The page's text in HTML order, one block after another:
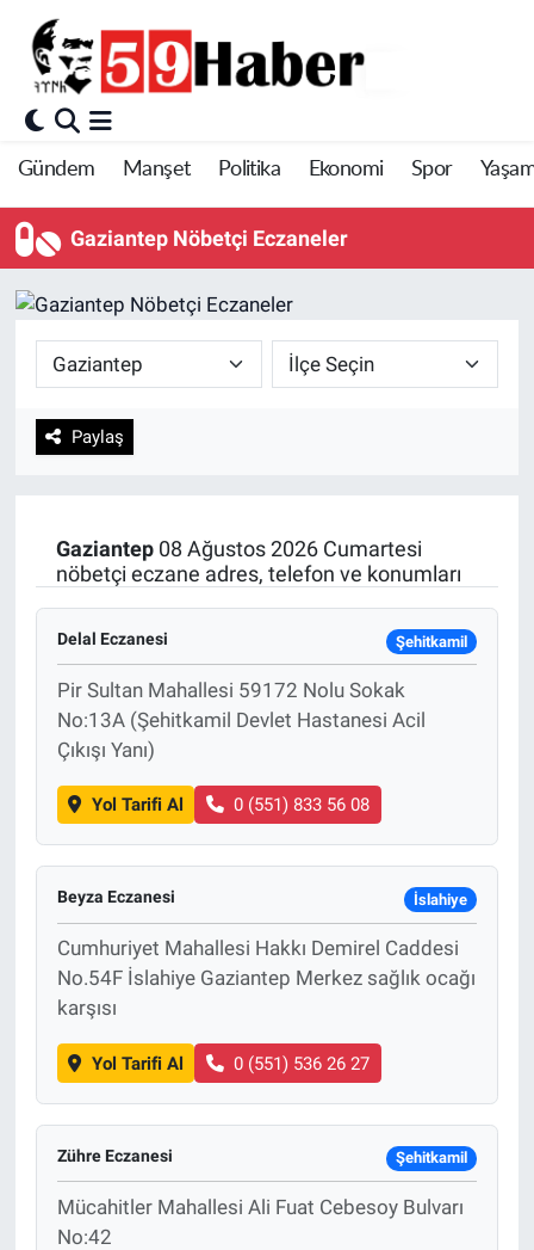
Gündem Manşet Politika Ekonomi Spor
Gaziantep Nöbetçi Eczaneler
Paylaş
Gaziantep08 Ağustos 2026 Cumartesi
nöbetçi eczane adres, telefon ve konumları
Delal Eczanesi Şehitkamil
Pir Sultan Mahallesi 59172 Nolu Sokak
No:13A (Şehitkamil Devlet Hastanesi Acil
Çıkışı Yanı)
Yol Tarifi Al 0 (551) 833 56 08
Beyza Eczanesi İslahiye
Cumhuriyet Mahallesi Hakkı Demirel Caddesi
No.54F İslahiye Gaziantep Merkez sağlık ocağı
karşısı
Yol Tarifi Al 0 (551) 536 26 27
Zühre Eczanesi Şehitkamil
Mücahitler Mahallesi Ali Fuat Cebesoy Bulvarı
No:42